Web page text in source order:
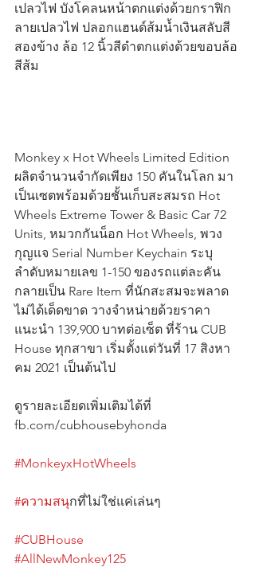
เปลวไฟ บังโคลนหน้าตกแต่งด้วยกราฟิก
ลายเปลวไฟ ปลอกแฮนด์ส้มน้ำเงินสลับสี
สองข้าง ล้อ 12 นิ้วสีดำตกแต่งด้วยขอบล้อ
สีส้ม
Monkey x Hot Wheels Limited Edition
ผลิตจำนวนจำกัดเพียง 150 คันในโลก มา
เป็นเซตพร้อมด้วยชั้นเก็บสะสมรถ Hot
Wheels Extreme Tower & Basic Car 72
Units, หมวกกันน็อก Hot Wheels, พวง
กุญแจ Serial Number Keychain ระบุ
ลำดับหมายเลข 1-150 ของรถแต่ละคัน
กลายเป็น Rare Item ที่นักสะสมจะพลาด
ไม่ได้เด็ดขาด วางจำหน่ายด้วยราคา
แนะนำ 139,900 บาทต่อเซ็ต ที่ร้าน CUB
House ทุกสาขา เริ่มตั้งแต่วันที่ 17 สิงหา
คม 2021 เป็นต้นไป
ดูรายละเอียดเพิ่มเติมได้ที่
fb.com/cubhousebyhonda
#MonkeyxHotWheels
#ความสนุกที่ไม่ใช่แค่เล่นๆ
#CUBHouse
#AllNewMonkey125